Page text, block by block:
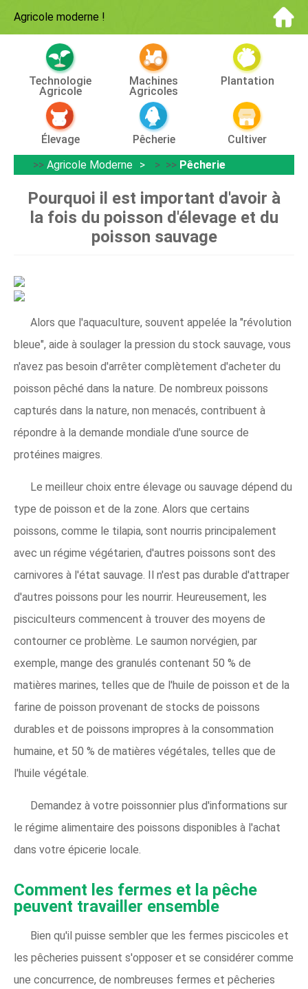
Agricole moderne !
Technologie
Agricole
Machines
Agricoles
Plantation
Élevage Pêcherie
Cultiver
>> Agricole Moderne > >> Pêcherie
Pourquoi il est important d'avoir à
la fois du poisson d'élevage et du
poisson sauvage
Alors que l'aquaculture, souvent appelée la "révolution
bleue", aide à soulager la pression du stock sauvage, vous
n'avez pas besoin d'arrêter complètement d'acheter du
poisson pêché dans la nature. De nombreux poissons
capturés dans la nature, non menacés, contribuent à
répondre à la demande mondiale d'une source de
protéines maigres.
Le meilleur choix entre élevage ou sauvage dépend du
type de poisson et de la zone. Alors que certains
poissons, comme le tilapia, sont nourris principalement
avec un régime végétarien, d'autres poissons sont des
carnivores à l'état sauvage. Il n'est pas durable d'attraper
d'autres poissons pour les nourrir. Heureusement, les
pisciculteurs commencent à trouver des moyens de
contourner ce problème. Le saumon norvégien, par
exemple, mange des granulés contenant 50 % de
matières marines, telles que de l'huile de poisson et de la
farine de poisson provenant de stocks de poissons
durables et de poissons impropres à la consommation
humaine, et 50 % de matières végétales, telles que de
l'huile végétale.
Demandez à votre poissonnier plus d'informations sur
le régime alimentaire des poissons disponibles à l'achat
dans votre épicerie locale.
Comment les fermes et la pêche
peuvent travailler ensemble
Bien qu'il puisse sembler que les fermes piscicoles et
les pêcheries puissent s'opposer et se considérer comme
une concurrence, de nombreuses fermes et pêcheries